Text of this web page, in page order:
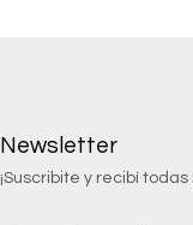
Newsletter
¡Suscribite y recibí